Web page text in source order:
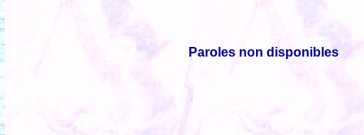
Paroles non disponibles